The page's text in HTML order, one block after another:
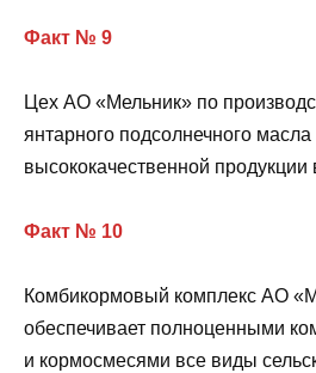
Факт № 9
Цех АО «Мельник» по
янтарного подсолнечного
высококачественной продукции
Факт № 10
Комбикормовый комплекс АО
обеспечивает полноценными
и кормосмесями все виды